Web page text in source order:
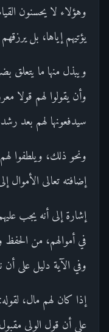
وهؤلاء لا يحسنون
يؤتيهم إياها، بل
ويبذل منها ما يتعلق
وأن يقولوا لهم قولا
سيدفعونها لهم بعد
ونحو ذلك، ويلطفوا
إضافته تعالى الأموال
إشارة إلى أنه يجب
في أموالهم، من
وفي الآية دليل على أن
إذا كان لهم مال،
على أن قول الولي